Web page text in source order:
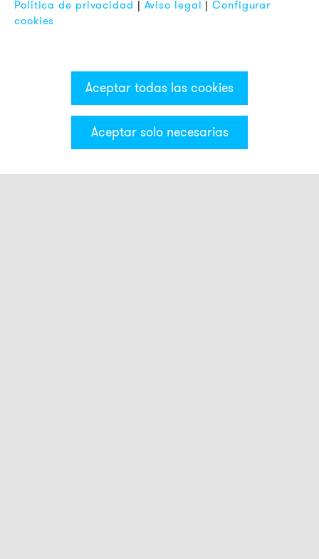
Categorías & Filter
Política de privacidad | Aviso legal |Configurar
cookies
Aceptar todas las cookies
Aceptar solo necesarias